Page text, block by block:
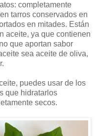
completamente
tarros conservados en
en mitades. Están
aceite, ya que contienen
que aportan sabor
sea aceite de oliva,
puedes usar de los
que hidratarlos
secos.